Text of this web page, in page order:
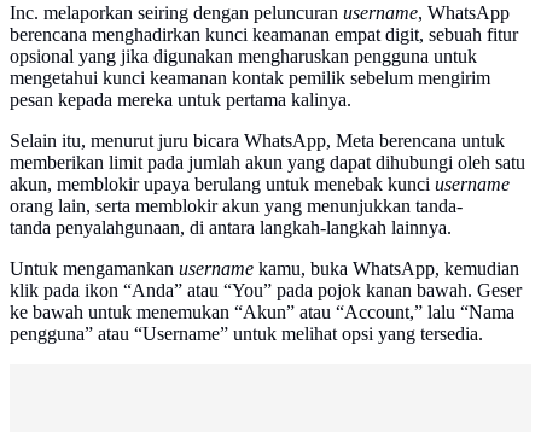
Inc. melaporkan seiring dengan peluncuran username, WhatsApp
berencana menghadirkan kunci keamanan empat digit, sebuah fitur
opsional yang jika digunakan mengharuskan pengguna untuk
mengetahui kunci keamanan kontak pemilik sebelum mengirim
pesan kepada mereka untuk pertama kalinya.
Selain itu, menurut juru bicara WhatsApp, Meta berencana untuk
memberikan limit pada jumlah akun yang dapat dihubungi oleh satu
akun, memblokir upaya berulang untuk menebak kunci username
orang lain, serta memblokir akun yang menunjukkan tanda-
tanda penyalahgunaan, di antara langkah-langkah lainnya.
Untuk mengamankan username kamu, buka WhatsApp, kemudian
klik pada ikon “Anda” atau “You” pada pojok kanan bawah. Geser
ke bawah untuk menemukan “Akun” atau “Account,” lalu “Nama
pengguna” atau “Username” untuk melihat opsi yang tersedia.